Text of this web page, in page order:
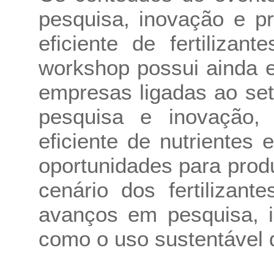
pesquisa, inovação e
eficiente de
workshop possui ainda
empresas ligadas ao
pesquisa e
eficiente de nutrientes
oportunidades para
cenário dos
avanços em pesquisa,
como o uso sustentável